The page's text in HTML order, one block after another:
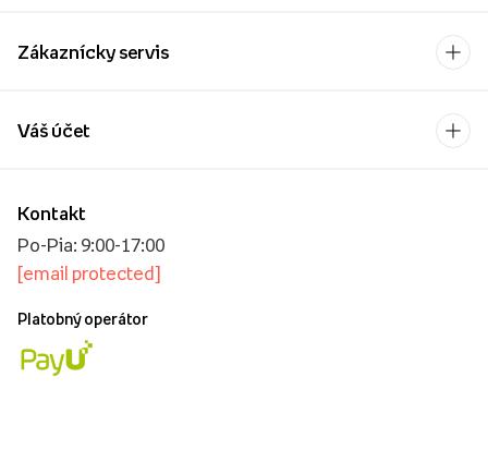
Zákaznícky servis
Kontakt
Po-Pia: 9:00-17:00
[email protected]
Platobný operátor
Váš účet